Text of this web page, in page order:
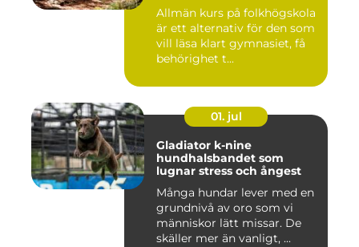
Allmän kurs på folkhögskola
är ett alternativ för den som
vill läsa klart gymnasiet, få
behörighet t...
01. jul
Gladiator k-nine
hundhalsbandet som
lugnar stress och ångest
Många hundar lever med en
grundnivå av oro som vi
människor lätt missar. De
skäller mer än vanligt, ...